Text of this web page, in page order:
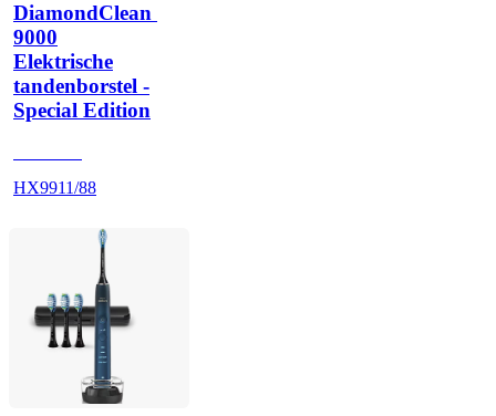
DiamondClean
9000
Elektrische
tandenborstel -
Special Edition
HX9911/88